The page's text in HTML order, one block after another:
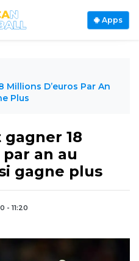
Apps
Millions D’euros Par An
Plus
18
an au
gagne plus
- 11:20